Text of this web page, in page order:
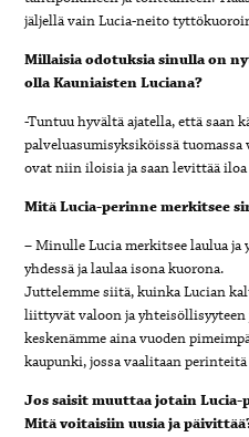
jäljellä vain Lucia-neito
Millaisia odotuksia sinulla on
olla Kauniaisten Luciana?
-Tuntuu hyvältä ajatella, että saan
palveluasumisyksiköissä
ovat niin iloisia ja saan levittää iloa
Mitä Lucia-perinne merkitsee
– Minulle Lucia merkitsee laulua ja
yhdessä ja laulaa isona kuorona.
Juttelemme siitä, kuinka Lucian
liittyvät valoon ja yhteisöllisyyteen
keskenämme aina vuoden
kaupunki, jossa vaalitaan
Jos saisit muuttaa jotain
Mitä voitaisiin uusia ja